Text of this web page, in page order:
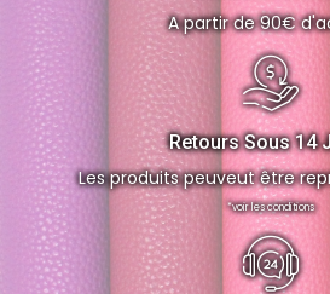
A partir de 90€
Retours Sous 14
Les produits peuveut être
*voir les conditions